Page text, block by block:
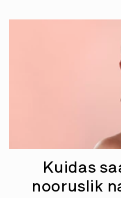
Kuidas
nooruslik